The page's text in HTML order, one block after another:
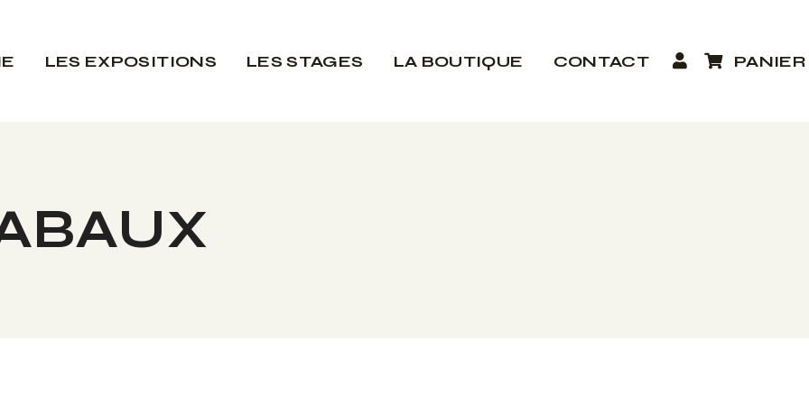
LES EXPOSITIONS LES STAGES LA BOUTIQUE CONTACT PANIER